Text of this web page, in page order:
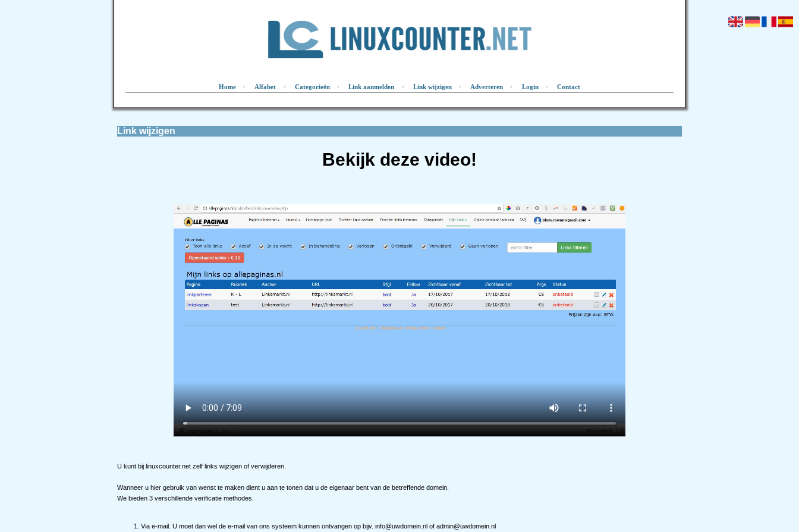
Home - Alfabet - Categorieën - Link aanmelden - Link wijzigen - Adverteren - Login - Contact
Link wijzigen
Bekijk deze video!
U kunt bij linuxcounter.net zelf links wijzigen of verwijderen.
Wanneer u hier gebruik van wenst te maken dient u aan te tonen dat u de eigenaar bent van de betreffende domein.
We bieden 3 verschillende verificatie methodes.
Via e-mail. U moet dan wel de e-mail van ons systeem kunnen ontvangen op bijv. info@uwdomein.nl of admin@uwdomein.nl